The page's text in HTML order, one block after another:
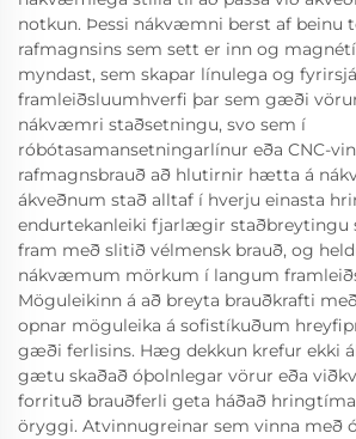
notkun. Þessi nákvæmni berst af beinu
rafmagnsins sem sett er inn og
myndast, sem skapar línulega og
framleiðsluumhverfi þar sem gæði
nákvæmri staðsetningu, svo sem í
róbótasamansetningarlínur eða CNC-
rafmagnsbrauð að hlutirnir hætta á
ákveðnum stað alltaf í hverju einasta
endurtekanleiki fjarlægir staðbreytingu
fram með slitið vélmensk brauð, og
nákvæmum mörkum í langum
Möguleikinn á að breyta brauðkrafti
opnar möguleika á sofistíkuðum
gæði ferlisins. Hæg dekkun krefur ekki
gætu skaðað óþolnlegar vörur eða
forrituð brauðferli geta háðað
öryggi. Atvinnugreinar sem vinna með